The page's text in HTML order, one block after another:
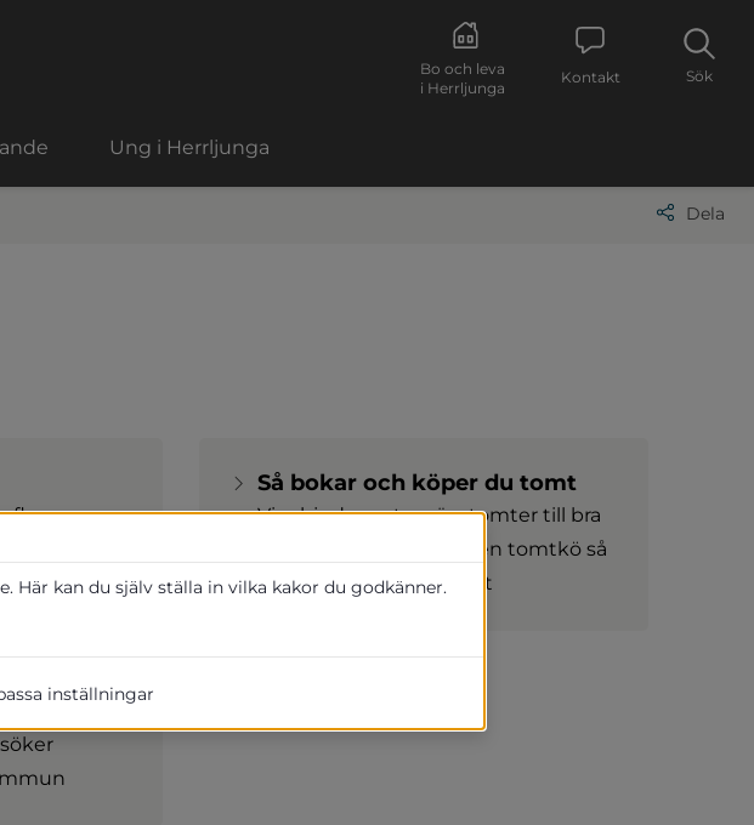
Bo och leva
i Herrljunga
Kontakt Sök
Ung i Herrljunga
Dela
flera
Så bokar och köper du tomt
Vi erbjuder naturnära tomter till bra
pris. Herrljunga har ingen tomtkö så
det är lätt att köpa tomt
Här kan du själv ställa in vilka kakor du godkänner.
inställningar